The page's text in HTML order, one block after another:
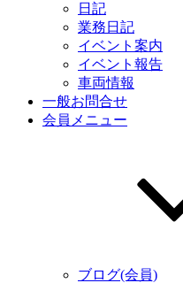
日記
業務日記
イベント案内
イベント報告
車両情報
一般お問合せ
会員メニュー
ブログ(会員)